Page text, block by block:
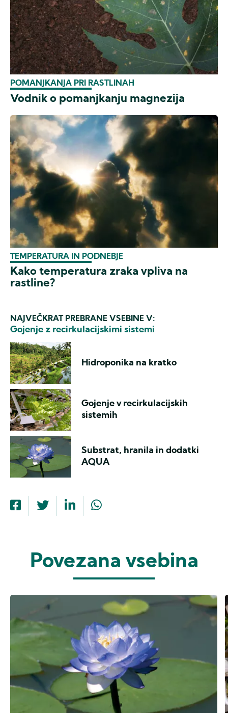
POMANJKANJA PRI RASTLINAH
Vodnik o pomanjkanju magnezija
TEMPERATURA IN PODNEBJE
Kako temperatura zraka vpliva na
rastline?
NAJVEČKRAT PREBRANE VSEBINE V:
Gojenje z recirkulacijskimi sistemi
Hidroponika na kratko
Gojenje v recirkulacijskih
sistemih
Substrat, hranila in dodatki
AQUA
Povezana vsebina